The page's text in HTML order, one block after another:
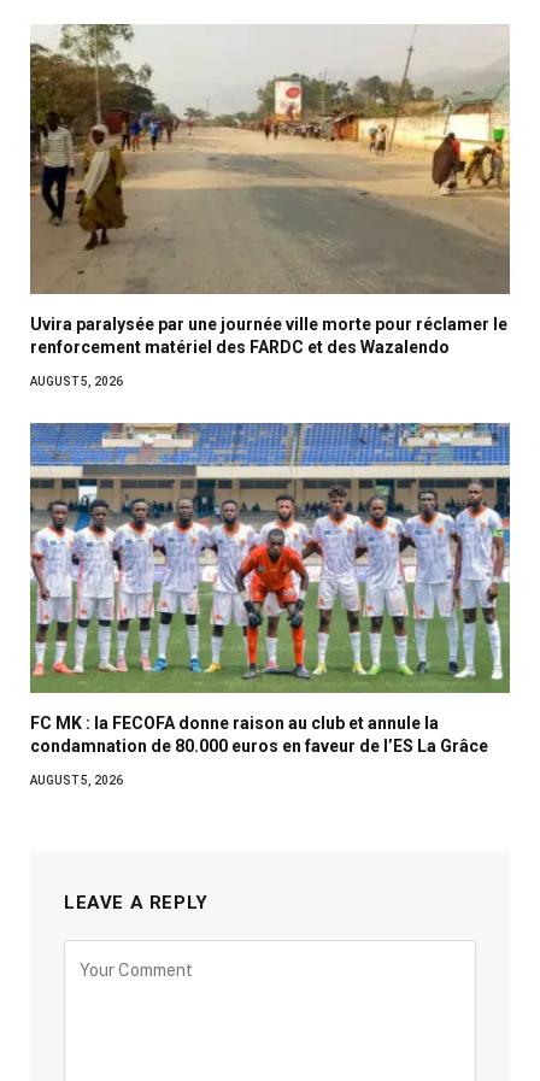
Uvira paralysée par une journée ville morte pour réclamer le
renforcement matériel des FARDC et des Wazalendo
AUGUST 5, 2026
FC MK : la FECOFA donne raison au club et annule la
condamnation de 80.000 euros en faveur de l’ES La Grâce
AUGUST 5, 2026
LEAVE A REPLY